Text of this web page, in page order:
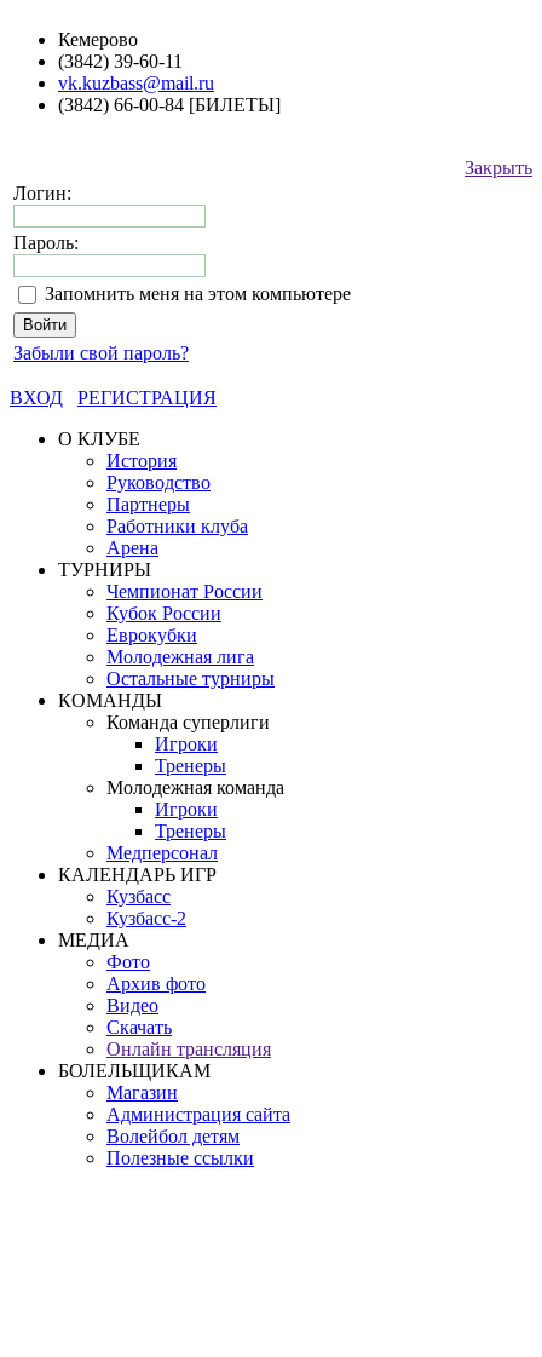
Кемерово
(3842) 39-60-11
vk.kuzbass@mail.ru
(3842) 66-00-84 [БИЛЕТЫ]
Закрыть
Логин:
Пароль:
Запомнить меня на этом компьютере
Забыли свой пароль?
ВХОД
РЕГИСТРАЦИЯ
О КЛУБЕ
История
Руководство
Партнеры
Работники клуба
Арена
ТУРНИРЫ
Чемпионат России
Кубок России
Еврокубки
Молодежная лига
Остальные турниры
КОМАНДЫ
Команда суперлиги
Игроки
Тренеры
Молодежная команда
Игроки
Тренеры
Медперсонал
КАЛЕНДАРЬ ИГР
Кузбасс
Кузбасс-2
МЕДИА
Фото
Архив фото
Видео
Скачать
Онлайн трансляция
БОЛЕЛЬЩИКАМ
Магазин
Администрация сайта
Волейбол детям
Полезные ссылки